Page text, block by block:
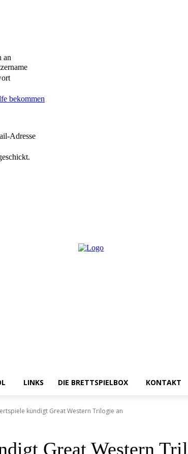
an
bekommen
Adresse
LINKS DIE BRETTSPIELBOX KONTAKT
kündigt Great Western Trilogie an
Great Western